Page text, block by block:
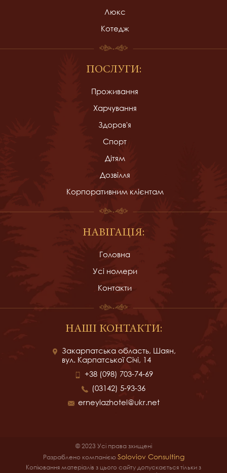
Люкс
Котедж
ПОСЛУГИ:
Проживання
Харчування
Здоров'я
Спорт
Дітям
Дозвілля
Корпоративним клієнтам
НАВІГАЦІЯ:
Головна
Усі номери
Контакти
НАШІ КОНТАКТИ:
Закарпатська область, Шаян,
вул. Карпатської Січі, 14
+38 (098) 703-74-69
(03142) 5-93-36
erneylazhotel@ukr.net
© 2023 Усі права зхищені
Разраблено компанією Soloviov Consulting
Копіювання матеріалів з цього сайту допускається тільки з